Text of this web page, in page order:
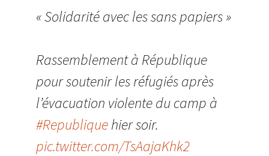
« Solidarité avec les sans papiers »
Rassemblement à République
pour soutenir les réfugiés après
l’évacuation violente du camp à
#Republiquehier soir.
pic.twitter.com/TsAajaKhk2